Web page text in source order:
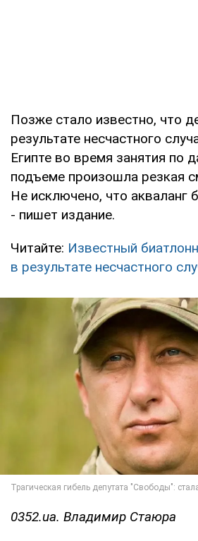
Позже стало известно, что
результате несчастного
Египте во время занятия по
подъеме произошла резкая
Не исключено, что акваланг
- пишет издание.
Читайте: Известный
в результате несчастного
0352.ua. Владимир Стаюра